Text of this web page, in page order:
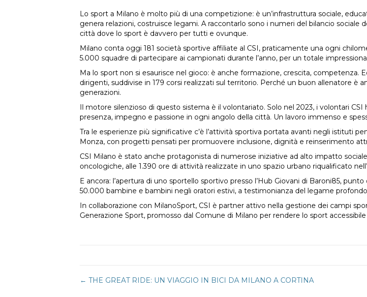
Lo sport a Milano è molto più di una competizione: è un’infrastruttura sociale,
genera relazioni, costruisce legami. A raccontarlo sono i numeri del bilancio sociale
città dove lo sport è davvero per tutti e ovunque.
Milano conta oggi 181 società sportive affiliate al CSI, praticamente una ogni
5.000 squadre di partecipare ai campionati durante l’anno, per un totale
Ma lo sport non si esaurisce nel gioco: è anche formazione, crescita, competenza.
dirigenti, suddivise in 179 corsi realizzati sul territorio. Perché un buon allenatore
generazioni.
Il motore silenzioso di questo sistema è il volontariato. Solo nel 2023, i volontari
presenza, impegno e passione in ogni angolo della città. Un lavoro immenso e
Tra le esperienze più significative c’è l’attività sportiva portata avanti negli istituti
Monza, con progetti pensati per promuovere inclusione, dignità e reinserimento
CSI Milano è stato anche protagonista di numerose iniziative ad alto impatto
oncologiche, alle 1.390 ore di attività realizzate in uno spazio urbano riqualificato
E ancora: l’apertura di uno sportello sportivo presso l’Hub Giovani di Baroni85,
50.000 bambine e bambini negli oratori estivi, a testimonianza del legame
In collaborazione con MilanoSport, CSI è partner attivo nella gestione dei campi
Generazione Sport, promosso dal Comune di Milano per rendere lo sport
Navigazione
← THE GREAT RIDE: UN VIAGGIO IN BICI DA MILANO A CORTINA